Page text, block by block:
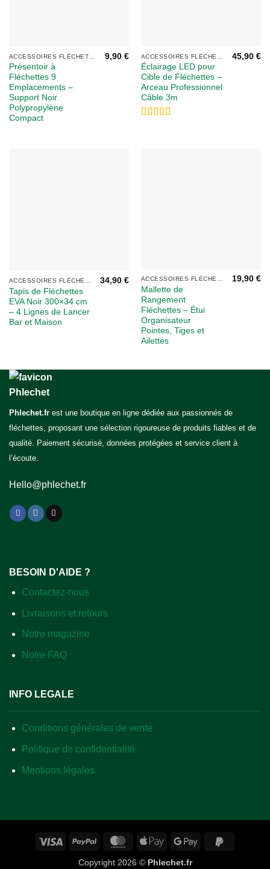
Présentoir à
Fléchettes 9
Emplacements –
Support Noir
Polypropylène
Compact
9,90€
Éclairage LED pour
Cible de Fléchettes –
Arceau Professionnel
Câble 3m
45,90€
Tapis de Fléchettes
EVA Noir 300×34 cm
– 4 Lignes de Lancer
Bar et Maison
34,90€ ACCESSOIRES FLÉCHETTES
Mallette de
Rangement
Fléchettes – Étui
Organisateur
Pointes, Tiges et
Ailettes
19,90€
Phlechet.fr est une boutique en ligne dédiée aux passionnés de
fléchettes, proposant une sélection rigoureuse de produits fiables et de
qualité. Paiement sécurisé, données protégées et service client à
l’écoute.
Hello@phlechet.fr
BESOIN D'AIDE ?
Contactez-nous
Livraisons et retours
Notre magazine
Notre FAQ
INFO LEGALE
Conditions générales de vente
Politique de confidentialité
Mentions légales
Visa PayPal MasterCardApple
Google
Copyright 2026 © Phlechet.fr